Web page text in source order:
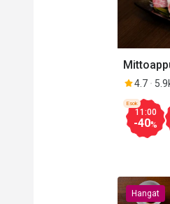
4.7
11:00
-40%
Esok
Hangat